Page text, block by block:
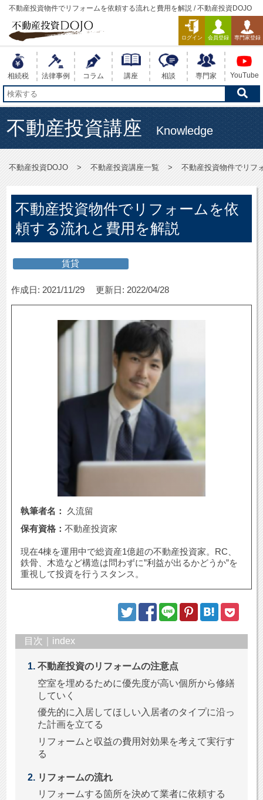
不動産投資物件でリフォームを依頼する流れと費用を解説 / 不動産投資DOJO
ログイン 会員登録 専門家登録
相続税 法律事例 コラム 講座 相談 専門家 YouTube
不動産投資講座 Knowledge
不動産投資DOJO 不動産投資講座一覧 不動産投資物件でリフ
不動産投資物件でリフォームを依
頼する流れと費用を解説
賃貸
作成日: 2021/11/29 更新日: 2022/04/28
執筆者名： 久流留
保有資格： 不動産投資家
現在4棟を運用中で総資産1億超の不動産投資家。RC、
鉄骨、木造など構造は問わずに”利益が出るかどうか”を
重視して投資を行うスタンス。
目次｜index
不動産投資のリフォームの注意点
空室を埋めるために優先度が高い個所から修繕
していく
優先的に入居してほしい入居者のタイプに沿っ
た計画を立てる
リフォームと収益の費用対効果を考えて実行す
る
リフォームの流れ
リフォームする箇所を決めて業者に依頼する